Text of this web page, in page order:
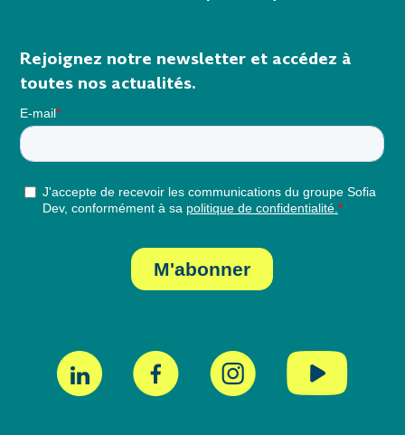
Rejoignez notre newsletter et accédez à
toutes nos actualités.